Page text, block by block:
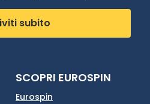
subito
SCOPRI EUROSPIN
Eurospin